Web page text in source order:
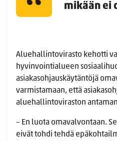
mikään ei
Aluehallintovirasto kehotti
hyvinvointialueen
asiakasohjauskäytäntöjä
varmistamaan, että
aluehallintoviraston
– En luota omavalvontaan.
eivät tohdi tehdä